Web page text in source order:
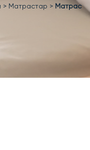
> Матрастар > Матрас